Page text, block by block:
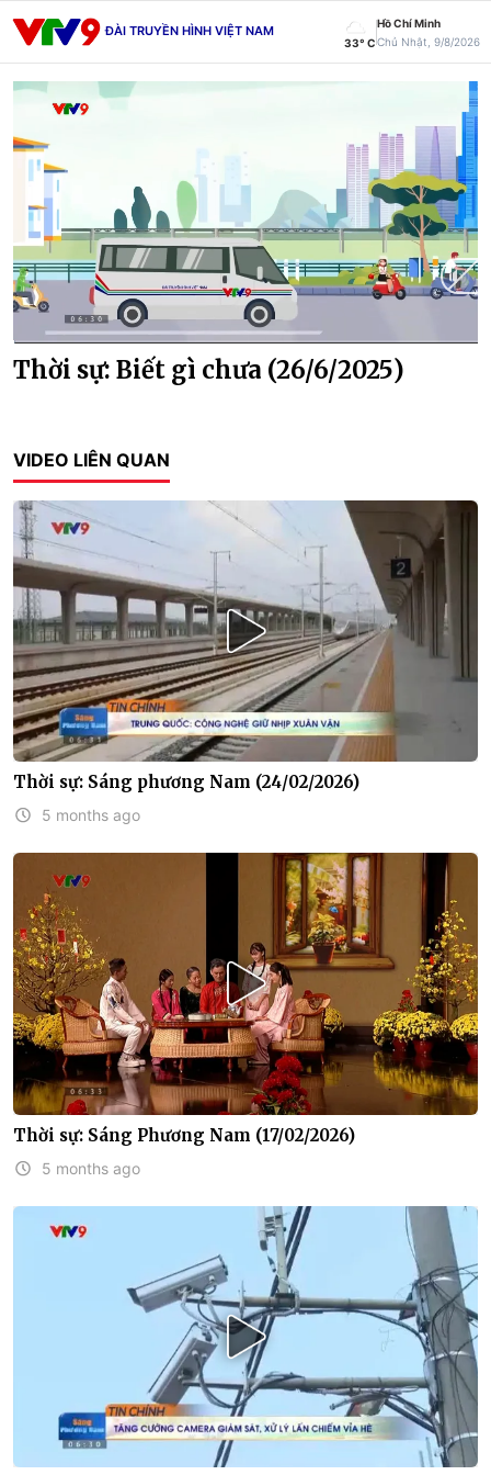
ĐÀI TRUYỀN HÌNH VIỆT NAM
33° C
Hồ Chí Minh
Chủ Nhật, 9/8/2026
Current
0:01 Duration
29:30
Thời sự: Biết gì chưa (26/6/2025)
VIDEO LIÊN QUAN
Thời sự: Sáng phương Nam (24/02/2026)
5 months ago
Thời sự: Sáng Phương Nam (17/02/2026)
5 months ago